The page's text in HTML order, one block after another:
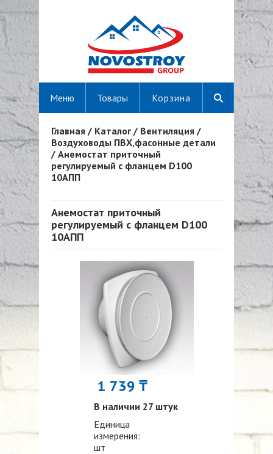
Корзина
Меню Товары
Вы здесь
Главная / Каталог / Вентиляция /
Воздуховоды ПВХ,фасонные детали
/ Анемостат приточный
регулируемый с фланцем D100
10АПП
Анемостат приточный
регулируемый с фланцем D100
10АПП
1 739 ₸
В наличии 27 штук
Единица
измерения:
шт